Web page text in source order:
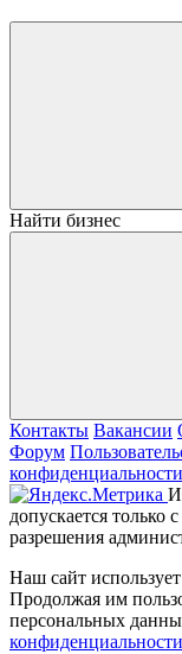
Найти бизнес
Контакты Вакансии
Форум
конфиденциальности
допускается только с
разрешения
Наш сайт
Продолжая им
персональных
конфиденциальности